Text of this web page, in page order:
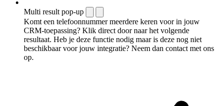
Multi result pop-up
Komt een telefoonnummer meerdere keren voor in jouw
CRM-toepassing? Klik direct door naar het volgende
resultaat. Heb je deze functie nodig maar is deze nog niet
beschikbaar voor jouw integratie? Neem dan contact met ons
op.